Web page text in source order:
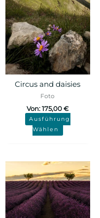
Circus and daisies
Foto
Von:175,00€
Ausführung
Wählen